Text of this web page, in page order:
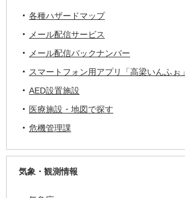
各種ハザードマップ
メール配信サービス
メール配信バックナンバー
スマートフォン用アプリ「高梁いんふぉ」
AED設置施設
医療施設・地図で探す
危機管理課
気象・観測情報